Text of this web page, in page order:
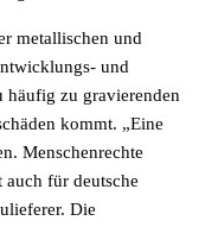
metallischen und
und
häufig zu gravierenden
kommt. „Eine
Menschenrechte
auch für deutsche
Die